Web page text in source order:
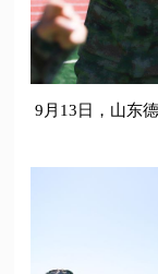
9月13日，山东